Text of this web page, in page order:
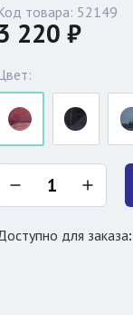
товара: 52149
220 ₽
для заказа: